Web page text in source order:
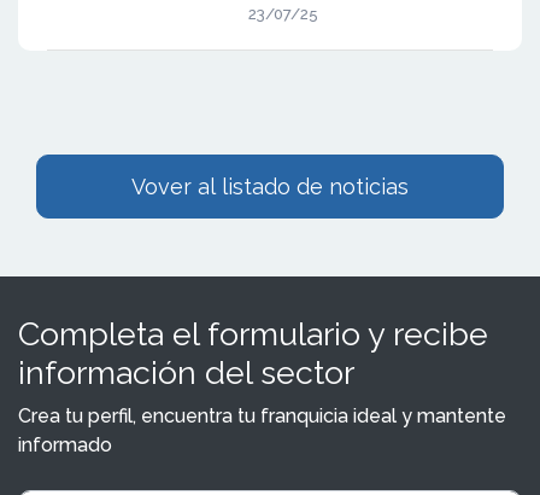
23/07/25
Vover al listado de noticias
Completa el formulario y recibe
información del sector
Crea tu perfil, encuentra tu franquicia ideal y mantente
informado